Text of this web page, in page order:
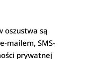
oszustwa są
mailem, SMS-
prywatnej